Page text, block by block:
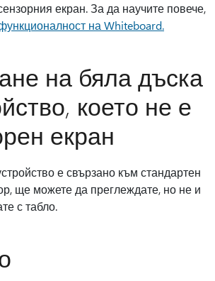
екран. За да научите повече,
на Whiteboard.
на бяла дъска
което не е
екран
е свързано към стандартен
ще можете да преглеждате, но не и
с табло.